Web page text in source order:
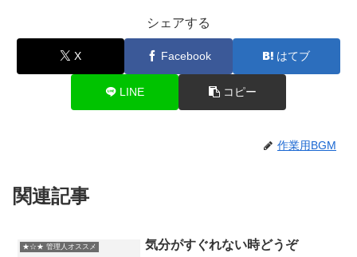
シェアする
X Facebook はてブ
LINE コピー
作業用BGM
関連記事
★☆★ 管理人オススメ 気分がすぐれない時どうぞ